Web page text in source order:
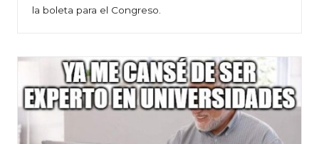
la boleta para el Congreso.